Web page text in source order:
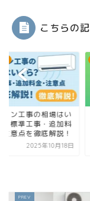
こちらの
コン工事の相場はい
？標準工事・追加料
注意点を徹底解説！
2025年10月18日